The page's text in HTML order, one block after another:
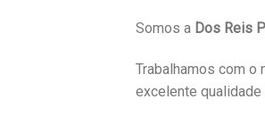
Somos a Dos Reis
Trabalhamos com
excelente